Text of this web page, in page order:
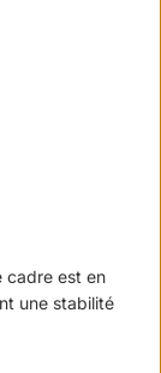
cadre est en
une stabilité